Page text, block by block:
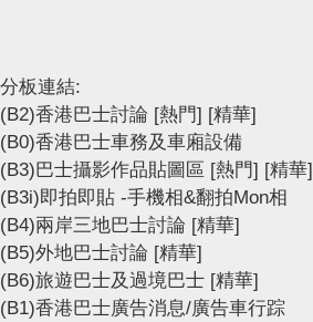
分板連結:
(B2)香港巴士討論 [熱門] [精華]
(B0)香港巴士車務及車廂設備
(B3)巴士攝影作品貼圖區 [熱門] [精華]
(B3i)即拍即貼 -手機相&翻拍Mon相
(B4)兩岸三地巴士討論 [精華]
(B5)外地巴士討論 [精華]
(B6)旅遊巴士及過境巴士 [精華]
(B1)香港巴士廣告消息/廣告車行踪